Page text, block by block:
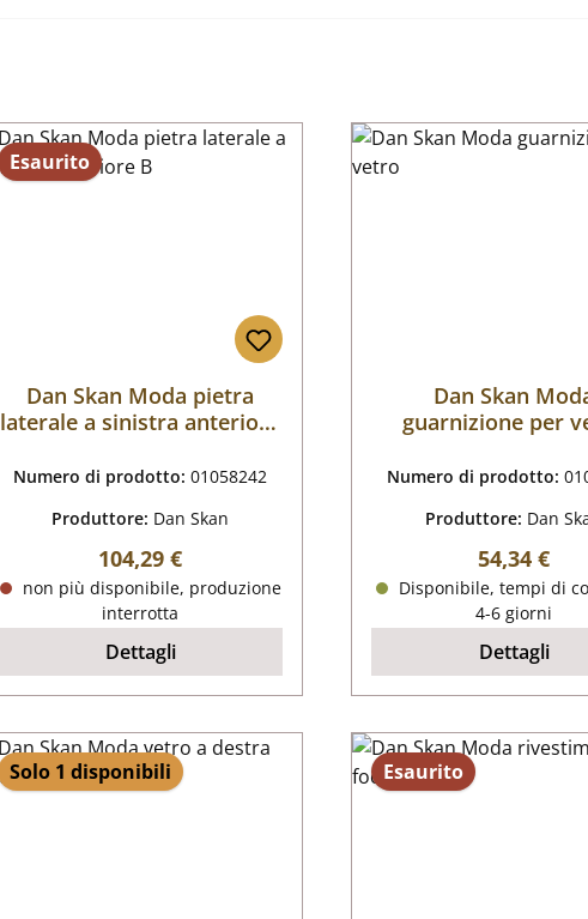
Esaurito
Dan Skan Moda pietra
laterale a sinistra anteriore
Numero di prodotto:01058242
Produttore: Dan Skan
Prezzo normale:
104,29 €
non più disponibile, produzione
interrotta
Dettagli
Dan Skan
guarnizione per
Numero di prodotto:
Produttore: Dan
Prezzo
54,34 €
Disponibile, tempi di
4-6 giorni
Dettagli
Solo 1 disponibili Esaurito